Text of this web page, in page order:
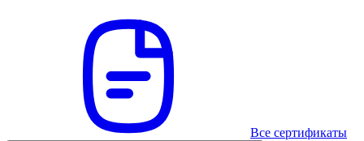
Все сертификаты